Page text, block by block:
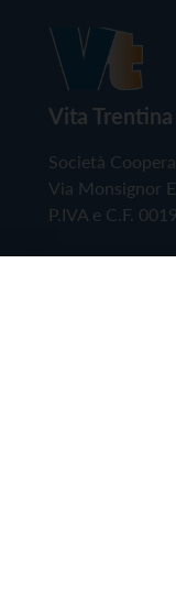
Vita
Società
Via Monsignor
P.IVA e C.F.
Copyright ©